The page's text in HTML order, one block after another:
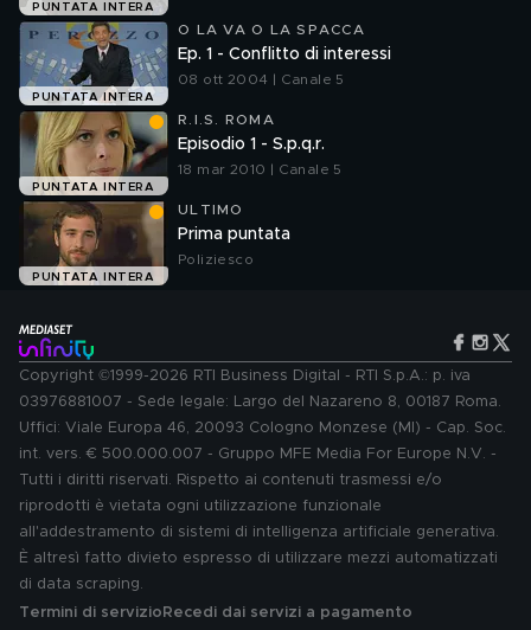
PUNTATA INTERA
PUNTATA INTERA
O LA VA O LA SPACCA
Ep. 1 - Conflitto di interessi
08 ott 2004 | Canale 5
PUNTATA INTERA
R.I.S. ROMA
Episodio 1 - S.p.q.r.
18 mar 2010 | Canale 5
PUNTATA INTERA
ULTIMO
Prima puntata
Poliziesco
Copyright ©1999-2026 RTI Business Digital - RTI S.p.A.: p. iva
03976881007 - Sede legale: Largo del Nazareno 8, 00187 Roma.
Uffici: Viale Europa 46, 20093 Cologno Monzese (MI) - Cap. Soc.
int. vers. € 500.000.007 - Gruppo MFE Media For Europe N.V. -
Tutti i diritti riservati. Rispetto ai contenuti trasmessi e/o
riprodotti è vietata ogni utilizzazione funzionale
all'addestramento di sistemi di intelligenza artificiale generativa.
È altresì fatto divieto espresso di utilizzare mezzi automatizzati
di data scraping.
Termini di servizio Recedi dai servizi a pagamento